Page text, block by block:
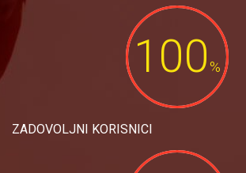
100 %
ZADOVOLJNI KORISNICI